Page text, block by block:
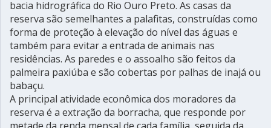
bacia hidrográfica do Rio Ouro Preto. As casas da
reserva são semelhantes a palafitas, construídas como
forma de proteção à elevação do nível das águas e
também para evitar a entrada de animais nas
residências. As paredes e o assoalho são feitos da
palmeira paxiúba e são cobertas por palhas de inajá ou
babaçu.
A principal atividade econômica dos moradores da
reserva é a extração da borracha, que responde por
metade da renda mensal de cada família, seguida da